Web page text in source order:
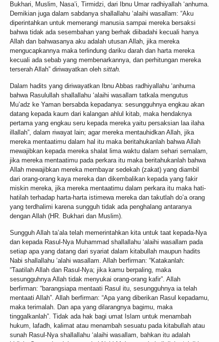
Bukhari, Muslim, Nasa’i, Tirmidzi, dari Ibnu Umar radhiyallah ‘anhuma.
Demikian juga dalam sabdanya shallallahu ‘alaihi wasallam: “Aku
diperintahkan untuk memerangi manusia sampai mereka bersaksi
bahwa tidak ada sesembahan yang berhak diibadahi kecuali hanya
Allah dan bahwasanya aku adalah utusan Allah, jika mereka
mengucapkannya maka terlindung dariku darah dan harta mereka
kecuali ada sebab yang membenarkannya, dan perhitungan mereka
terserah Allah” diriwayatkan oleh sittah.
Dalam hadits yang diriwayatkan Ibnu Abbas radhiyallahu ‘anhuma
bahwa Rasulullah shallallahu ‘alaihi wasallam tatkala mengutus
Mu’adz ke Yaman bersabda kepadanya: sesungguhnya engkau akan
datang kepada kaum dari kalangan ahlul kitab, maka hendaknya
pertama yang engkau seru kepada mereka yaitu persaksian laa ilaha
illallah”, dalam riwayat lain; agar mereka mentauhidkan Allah, jika
mereka mentaatimu dalam hal itu maka beritahukanlah bahwa Allah
mewajibkan kepada mereka shalat lima waktu dalam sehari semalam,
jika mereka mentaatimu pada perkara itu maka beritahukanlah bahwa
Allah mewajibkan mereka membayar sedekah (zakat) yang diambil
dari orang-orang kaya mereka dan dikembalikan kepada yang fakir
miskin mereka, jika mereka mentaatimu dalam perkara itu maka hati-
hatilah terhadap harta-harta istimewa mereka dan takutlah do’a orang
yang terdhalimi karena sungguh tidak ada penghalang antaranya
dengan Allah (HR. Bukhari dan Muslim).
Sungguh Allah ta’ala telah memerintahkan kita untuk taat kepada-Nya
dan kepada Rasul-Nya Muhammad shallallahu ‘alaihi wasallam pada
setiap apa yang datang dari syariat dalam kitabullah maupun hadits
Nabi shallallahu ‘alahi wasallam. Allah berfirman: “Katakanlah:
“Taatilah Allah dan Rasul-Nya; jika kamu berpaling, maka
sesungguhnya Allah tidak menyukai orang-orang kafir”. Allah
berfirman: “barangsiapa mentaati Rasul itu, sesungguhnya ia telah
mentaati Allah”. Allah berfirman: “Apa yang diberikan Rasul kepadamu,
maka terimalah. Dan apa yang dilarangnya bagimu, maka
tinggalkanlah”. Tidak ada hak bagi umat Islam untuk menambah
hukum, lafadh, kalimat atau menambah sesuatu pada kitabullah atau
sunah Rasul-Nya shallallahu ‘alaihi wasallam, bahkan itu adalah